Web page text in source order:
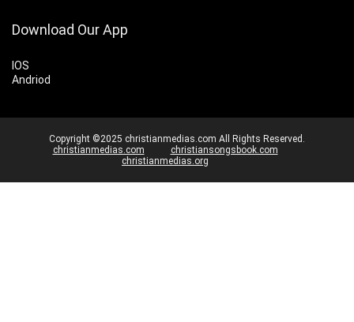
Download Our App
IOS
Andriod
Copyright ©2025 christianmedias.com All Rights Reserved.
christianmedias.com
christiansongsbook.com
christianmedias.org